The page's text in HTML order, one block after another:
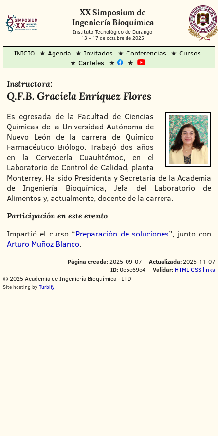
XX Simposium de
Ingeniería Bioquímica
Instituto Tecnológico de Durango
13 – 17 de octubre de 2025
INICIO Agenda Invitados Conferencias
Cursos
Carteles
Instructora:
Q.F.B. Graciela Enríquez Flores
Es egresada de la Facultad de Ciencias
Químicas de la Universidad Autónoma de
Nuevo León de la carrera de Químico
Farmacéutico Biólogo. Trabajó dos años
en la Cervecería Cuauhtémoc, en el
Laboratorio de Control de Calidad, planta
Monterrey. Ha sido Presidenta y Secretaria de la Academia
de Ingeniería Bioquímica, Jefa del Laboratorio de
Alimentos y, actualmente, docente de la carrera.
Participación en este evento
Impartió el curso “Preparación de soluciones”, junto con
Arturo Muñoz Blanco.
Página creada: 2025-09-07 Actualizada: 2025-11-07
ID:0c5e69c4 Validar: HTML CSS links
© 2025 Academia de Ingeniería Bioquímica - ITD
Site hosting by Turbify